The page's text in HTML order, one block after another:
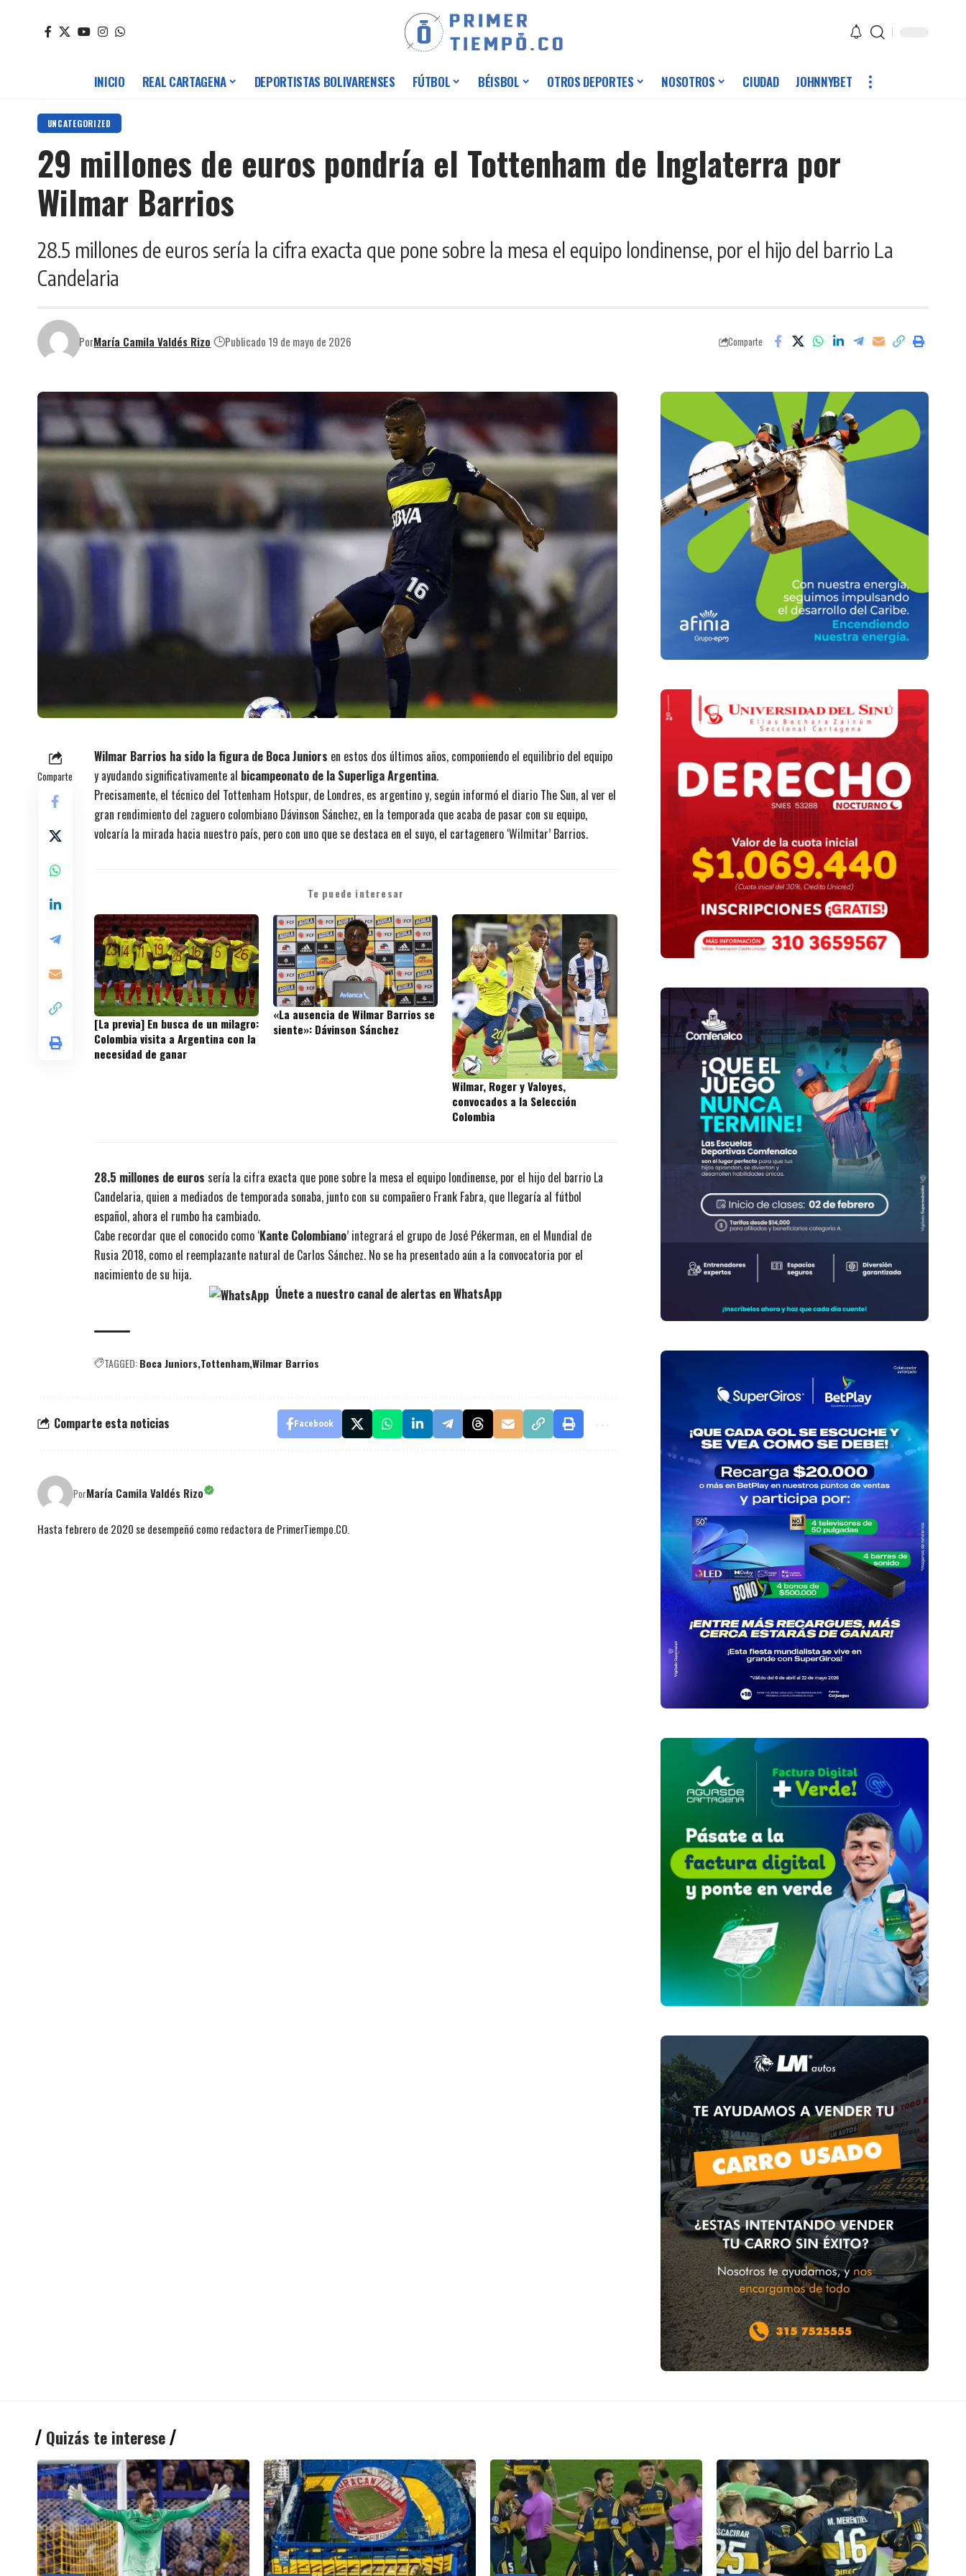
INICIO REAL CARTAGENA DEPORTISTAS BOLIVARENSES FÚTBOL BÉISBOL OTROS DEPORTES NOSOTROS CIUDAD JOHNNYBET
UNCATEGORIZED
29 millones de euros pondría el Tottenham de Inglaterra por
Wilmar Barrios
28.5 millones de euros sería la cifra exacta que pone sobre la mesa el equipo londinense, por el hijo del barrio La
Candelaria
PorMaría Camila Valdés Rizo Publicado 19 de mayo de 2026 Comparte
Comparte
Wilmar Barrios ha sido la figura de Boca Juniors en estos dos últimos años, componiendo el equilibrio del equipo
y ayudando significativamente al bicampeonato de la Superliga Argentina.
Precisamente, el técnico del Tottenham Hotspur, de Londres, es argentino y, según informó el diario The Sun, al ver el
gran rendimiento del zaguero colombiano Dávinson Sánchez, en la temporada que acaba de pasar con su equipo,
volcaría la mirada hacia nuestro país, pero con uno que se destaca en el suyo, el cartagenero ‘Wilmitar’ Barrios.
Te puede interesar
[La previa] En busca de un milagro:
Colombia visita a Argentina con la
necesidad de ganar
«La ausencia de Wilmar Barrios se
siente»: Dávinson Sánchez
Wilmar, Roger y Valoyes,
convocados a la Selección
Colombia
28.5 millones de euros sería la cifra exacta que pone sobre la mesa el equipo londinense, por el hijo del barrio La
Candelaria, quien a mediados de temporada sonaba, junto con su compañero Frank Fabra, que llegaría al fútbol
español, ahora el rumbo ha cambiado.
Cabe recordar que el conocido como ‘Kante Colombiano’ integrará el grupo de José Pékerman, en el Mundial de
Rusia 2018, como el reemplazante natural de Carlos Sánchez. No se ha presentado aún a la convocatoria por el
nacimiento de su hija.
Únete a nuestro canal de alertas en WhatsApp
TAGGED:Boca Juniors TottenhamWilmar Barrios
Comparte esta noticias Facebook
PorMaría Camila Valdés Rizo
Hasta febrero de 2020 se desempeñó como redactora de PrimerTiempo.CO.
Quizás te interese